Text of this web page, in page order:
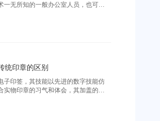
无所知的一般办公室人员，也可以
领导批阅签字后再把相应的章从柜子
统印章的区别
子印签，其技能以先进的数字技能仿
实物印章的习气和体会，其加盖的电
件相同的外观、相同的有效性和类似